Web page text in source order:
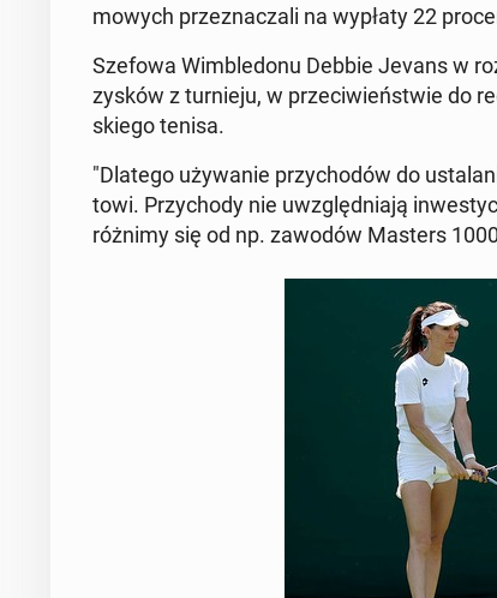
mo­wych prze­zna­cza­li na wypłaty 22
Szefowa Wim­ble­do­nu Debbie Jevans w
zysków z tur­nie­ju, w prze­ci­wień­stwie do
skie­go tenisa.
"Dlatego uży­wa­nie przy­cho­dów do
to­wi. Przy­cho­dy nie uwzględ­nia­ją
różnimy się od np. zawodów Masters